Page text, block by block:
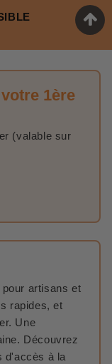
1ère
(valable sur
artisans et
rapides, et
Une
Découvrez
d'accès à la